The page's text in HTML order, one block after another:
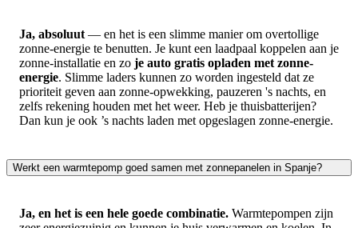
Ja, absoluut— en het is een slimme manier om overtollige
zonne-energie te benutten. Je kunt een laadpaal koppelen aan je
zonne-installatie en zo je auto gratis opladen met zonne-
energie. Slimme laders kunnen zo worden ingesteld dat ze
prioriteit geven aan zonne-opwekking, pauzeren 's nachts, en
zelfs rekening houden met het weer. Heb je thuisbatterijen?
Dan kun je ook ’s nachts laden met opgeslagen zonne-energie.
Werkt een warmtepomp goed samen met zonnepanelen in Spanje?
Ja, en het is een hele goede combinatie. Warmtepompen zijn